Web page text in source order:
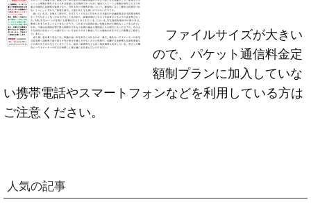
ファイルサイズが大きい
ので、パケット通信料金定
額制プランに加入していな
い携帯電話やスマートフォンなどを利用している方は
ご注意ください。
人気の記事